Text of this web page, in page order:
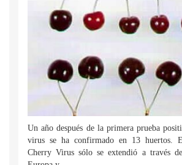
Un año después de la primera prueba
virus se ha confirmado en 13 huertos.
Cherry Virus sólo se extendió a través